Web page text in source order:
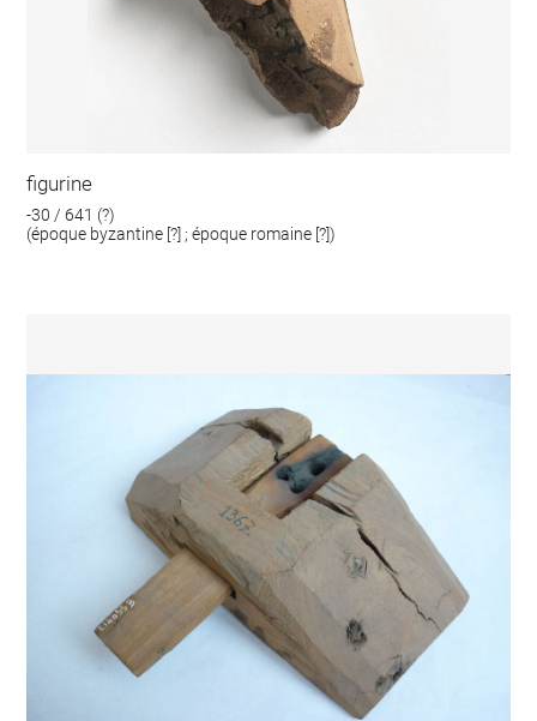
figurine
-30 / 641 (?)
(époque byzantine [?] ; époque romaine [?])